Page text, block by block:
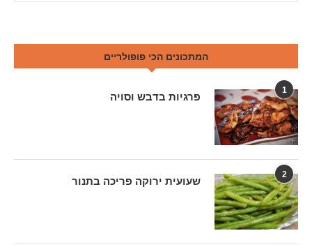
המתכונים הכי פופולריים
1
פרגיות בדבש וסויה
2
שעועית ירוקה פריכה בתנור